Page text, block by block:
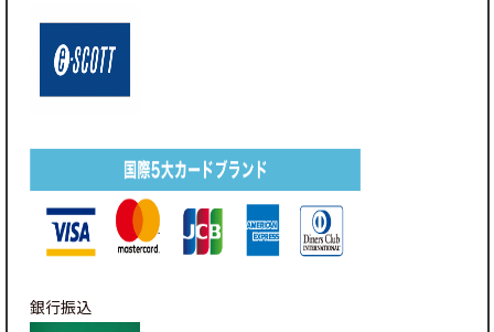
銀行振込